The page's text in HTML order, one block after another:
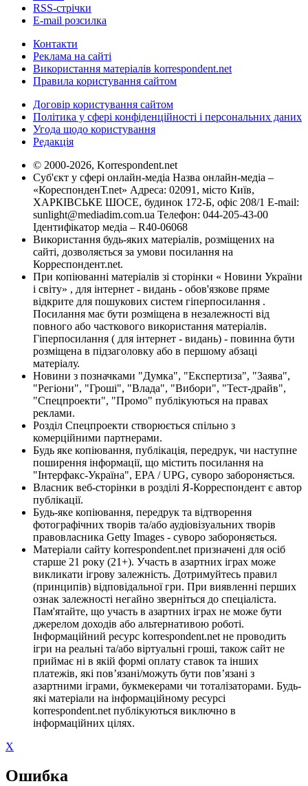
RSS-стрічки
E-mail розсилка
Контакти
Реклама на сайті
Використання матеріалів korrespondent.net
Правила користування сайтом
Договір користування сайтом
Політика у сфері конфіденційності і персональних даних
Угода щодо користування
Редакція
© 2000-2026, Korrespondent.net
Суб'єкт у сфері онлайн-медіа Назва онлайн-медіа –
«КореспонденТ.net» Адреса: 02091, місто Київ,
ХАРКІВСЬКЕ ШОСЕ, будинок 172-Б, офіс 208/1 E-mail:
sunlight@mediadim.com.ua Телефон: 044-205-43-00
Ідентифікатор медіа – R40-06068
Використання будь-яких матеріалів, розміщених на
сайті, дозволяється за умови посилання на
Корреспондент.net.
При копіюванні матеріалів зі сторінки « Новини України
і світу» , для інтернет - видань - обов'язкове пряме
відкрите для пошукових систем гіперпосилання .
Посилання має бути розміщена в незалежності від
повного або часткового використання матеріалів.
Гіперпосилання ( для інтернет - видань) - повинна бути
розміщена в підзаголовку або в першому абзаці
матеріалу.
Новини з позначками "Думка", "Експертиза", "Заява",
"Регіони", "Гроші", "Влада", "Вибори", "Тест-драйв",
"Спецпроекти", "Промо" публікуються на правах
реклами.
Розділ Спецпроекти створюється спільно з
комерційними партнерами.
Будь яке копіювання, публікація, передрук, чи наступне
поширення інформації, що містить посилання на
"Інтерфакс-Україна", EPA / UPG, суворо забороняється.
Власник веб-сторінки в розділі Я-Корреспондент є автор
публікації.
Будь-яке копіювання, передрук та відтворення
фотографічних творів та/або аудіовізуальних творів
правовласника Getty Images - суворо забороняється.
Матеріали сайту korrespondent.net призначені для осіб
старше 21 року (21+). Участь в азартних іграх може
викликати ігрову залежність. Дотримуйтесь правил
(принципів) відповідальної гри. При виявленні перших
ознак залежності негайно зверніться до спеціаліста.
Пам'ятайте, що участь в азартних іграх не може бути
джерелом доходів або альтернативою роботі.
Інформаційний ресурс korrespondent.net не проводить
ігри на реальні та/або віртуальні гроші, також сайт не
приймає ні в якій формі оплату ставок та інших
платежів, які пов’язані/можуть бути пов’язані з
азартними іграми, букмекерами чи тоталізаторами. Будь-
які матеріали на інформаційному ресурсі
korrespondent.net публікуються виключно в
інформаційних цілях.
X
Ошибка